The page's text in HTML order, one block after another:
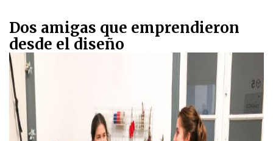
Dos amigas que emprendieron
desde el diseño